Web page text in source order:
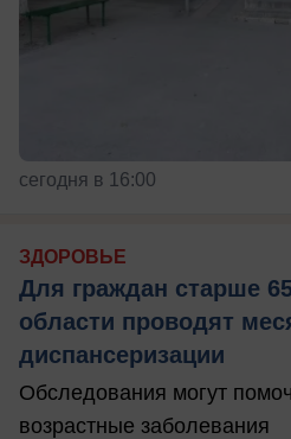
сегодня в 16:00
ЗДОРОВЬЕ
Для граждан старше
области проводят
диспансеризации
Обследования могут
возрастные заболевания